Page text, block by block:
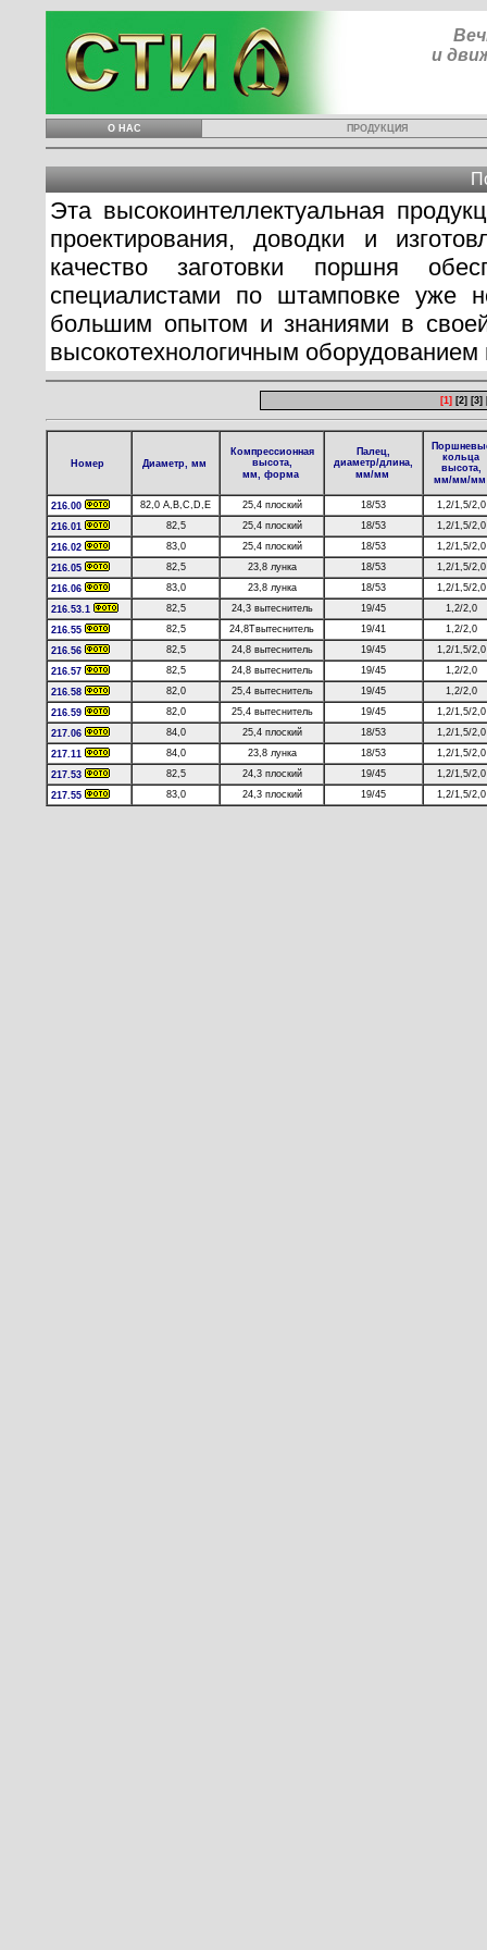
и
О НАС ПРОДУКЦИЯ
Эта высокоинтеллектуальная
проектирования, доводки и
качество заготовки поршня
специалистами по штамповке уже
большим опытом и знаниями в
высокотехнологичным
[1] [2] [3]
Номер Диаметр, мм
Компрессионная
высота,
мм, форма
Палец,
диаметр/длина,
мм/мм
кольца
высота,
мм/мм/мм
216.00 82,0 A,B,C,D,E 25,4 плоский 18/53
1,2/1,5/2,0
216.01
82,5 25,4 плоский 18/53
1,2/1,5/2,0
216.02
83,0 25,4 плоский 18/53
1,2/1,5/2,0
216.05
82,5 23,8 лунка 18/53
1,2/1,5/2,0
216.06
83,0 23,8 лунка 18/53
1,2/1,5/2,0
216.53.1
82,5 24,3 вытеснитель 19/45
1,2/2,0
216.55
82,5 24,8Твытеснитель 19/41
1,2/2,0
216.56
82,5 24,8 вытеснитель 19/45
1,2/1,5/2,0
216.57
82,5 24,8 вытеснитель 19/45
1,2/2,0
216.58
82,0 25,4 вытеснитель 19/45
1,2/2,0
216.59
82,0 25,4 вытеснитель 19/45
1,2/1,5/2,0
217.06
84,0 25,4 плоский 18/53
1,2/1,5/2,0
217.11
84,0 23,8 лунка 18/53
1,2/1,5/2,0
217.53
82,5 24,3 плоский 19/45
1,2/1,5/2,0
217.55
83,0 24,3 плоский 19/45 1,2/1,5/2,0